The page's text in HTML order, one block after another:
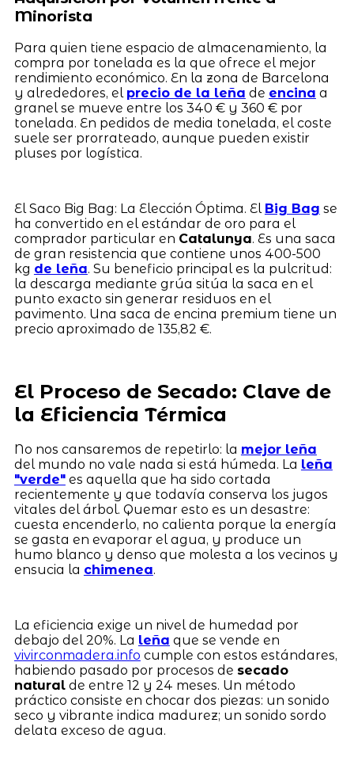
Minorista
Para quien tiene espacio de almacenamiento, la
compra por tonelada es la que ofrece el mejor
rendimiento económico. En la zona de Barcelona
y alrededores, el precio de la leña de encina a
granel se mueve entre los 340 € y 360 € por
tonelada. En pedidos de media tonelada, el coste
suele ser prorrateado, aunque pueden existir
pluses por logística.
El Saco Big Bag: La Elección Óptima. El Big Bag se
ha convertido en el estándar de oro para el
comprador particular en Catalunya. Es una saca
de gran resistencia que contiene unos 400-500
kg de leña. Su beneficio principal es la pulcritud:
la descarga mediante grúa sitúa la saca en el
punto exacto sin generar residuos en el
pavimento. Una saca de encina premium tiene un
precio aproximado de 135,82 €.
El Proceso de Secado: Clave de
la Eficiencia Térmica
No nos cansaremos de repetirlo: la mejor leña
del mundo no vale nada si está húmeda. La leña
"verde"es aquella que ha sido cortada
recientemente y que todavía conserva los jugos
vitales del árbol. Quemar esto es un desastre:
cuesta encenderlo, no calienta porque la energía
se gasta en evaporar el agua, y produce un
humo blanco y denso que molesta a los vecinos y
ensucia la chimenea.
La eficiencia exige un nivel de humedad por
debajo del 20%. La leña que se vende en
vivirconmadera.info cumple con estos estándares,
habiendo pasado por procesos de secado
naturalde entre 12 y 24 meses. Un método
práctico consiste en chocar dos piezas: un sonido
seco y vibrante indica madurez; un sonido sordo
delata exceso de agua.